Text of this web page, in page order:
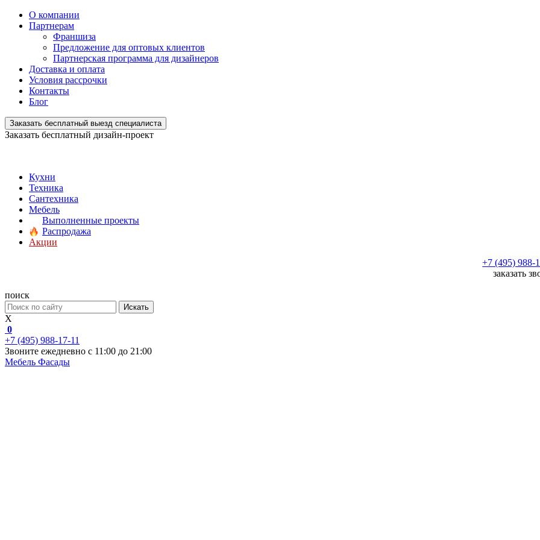
О компании
Партнерам
Франшиза
Предложение для оптовых клиентов
Партнерская программа для дизайнеров
Доставка и оплата
Условия рассрочки
Контакты
Блог
Заказать бесплатный выезд специалиста
Заказать бесплатный дизайн-проект
Кухни
Техника
Сантехника
Мебель
Выполненные проекты
Распродажа
Акции
+7 (495) 988-
заказать
поиск
Искать
X
0
+7 (495) 988-17-11
Звоните ежедневно с 11:00 до 21:00
Мебель Фасады